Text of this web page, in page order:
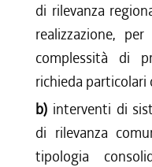
di rilevanza
realizzazione,
complessità di
richieda particolari
b) interventi di
di rilevanza
tipologia